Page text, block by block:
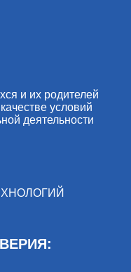
и их родителей
условий
деятельности